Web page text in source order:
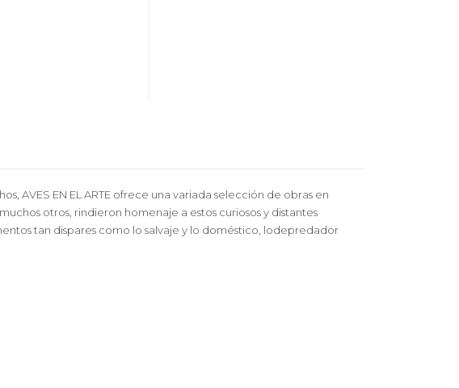
AVES EN EL ARTE ofrece una variada selección de obras en
otros, rindieron homenaje a estos curiosos y distantes
tan dispares como lo salvaje y lo doméstico, lodepredador